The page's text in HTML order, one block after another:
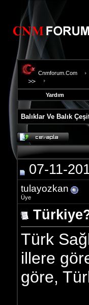
Cnmforum.Com
Yardım
Balıklar Ve Balık
evooli
fethiye
escort
gaziantep
escort
gaziantep
escort
07-11-
tulayozkan
Üye
Türk
illere
göre,